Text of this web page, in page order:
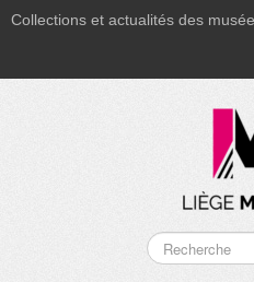
Collections et actualités des